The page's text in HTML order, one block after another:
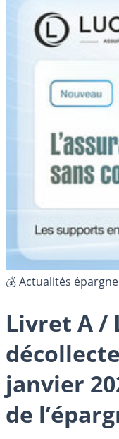
💰 Actualités épargne
Livret A /
janvier
de